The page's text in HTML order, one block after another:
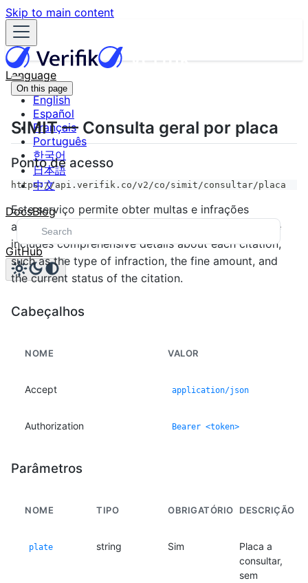
Skip to main content
Language
English
Español
Français
Português
한국어
日本語
中文
DocsBlog
GitHub
On this page
SIMIT — Consulta geral por placa
Ponto de acesso
https://api.verifik.co/v2/co/simit/consultar/placa
Este serviço permite obter multas e infrações
associadas a uma placa na Colômbia. The response
includes comprehensive details about each citation,
such as the type of infraction, the fine amount, and
the current status of the citation.
Cabeçalhos
NOME VALOR
Accept application/json
Authorization Bearer <token>
Parâmetros
NOME TIPO OBRIGATÓRIO DESCRIÇÃO
plate string Sim
Placa a
consultar,
sem